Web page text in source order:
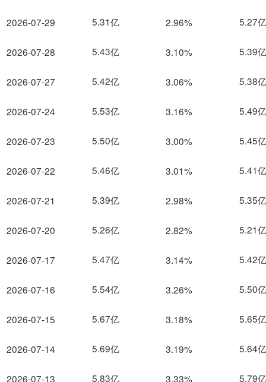
2026-07-29
2026-07-28
2026-07-27
2026-07-24
2026-07-23
2026-07-22
2026-07-21
2026-07-20
2026-07-17
2026-07-16
2026-07-15
2026-07-14
2026-07-13
5.31亿 2.96% 5.27亿
5.43亿 3.10% 5.39亿
5.42亿 3.06% 5.38亿
5.53亿 3.16% 5.49亿
5.50亿 3.00% 5.45亿
5.46亿 3.01% 5.41亿
5.39亿 2.98% 5.35亿
5.26亿 2.82% 5.21亿
5.47亿 3.14% 5.42亿
5.54亿 3.26% 5.50亿
5.67亿 3.18% 5.65亿
5.69亿 3.19% 5.64亿
5.83亿 3.33% 5.79亿